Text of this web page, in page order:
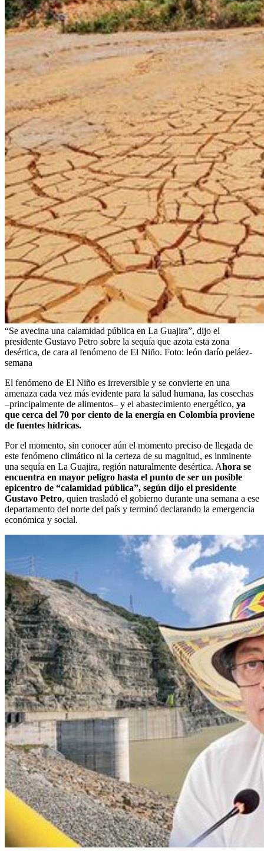
“Se avecina una calamidad pública en La Guajira”, dijo el
presidente Gustavo Petro sobre la sequía que azota esta zona
desértica, de cara al fenómeno de El Niño. Foto: león darío peláez-
semana
El fenómeno de El Niño es irreversible y se convierte en una
amenaza cada vez más evidente para la salud humana, las cosechas
–principalmente de alimentos– y el abastecimiento energético, ya
que cerca del 70 por ciento de la energía en Colombia proviene
de fuentes hídricas.
Por el momento, sin conocer aún el momento preciso de llegada de
este fenómeno climático ni la certeza de su magnitud, es inminente
una sequía en La Guajira, región naturalmente desértica. Ahora se
encuentra en mayor peligro hasta el punto de ser un posible
epicentro de “calamidad pública”, según dijo el presidente
Gustavo Petro, quien trasladó el gobierno durante una semana a ese
departamento del norte del país y terminó declarando la emergencia
económica y social.